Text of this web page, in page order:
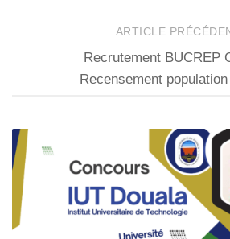
ARTICLE
Recrutement BUCREP
Recensement